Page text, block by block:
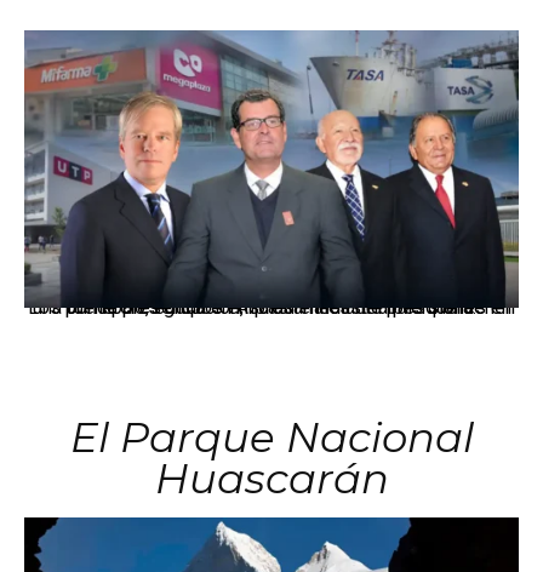
Los principales grupos empresariales del país mantienen una fuerte presencia en Áncash mediante inversiones en comercio, educación, salud e industria pesquera.
El Parque Nacional
Huascarán